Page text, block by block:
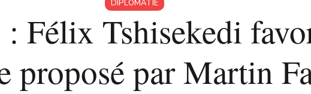
DIPLOMATIE
Félix Tshisekedi
proposé par Martin